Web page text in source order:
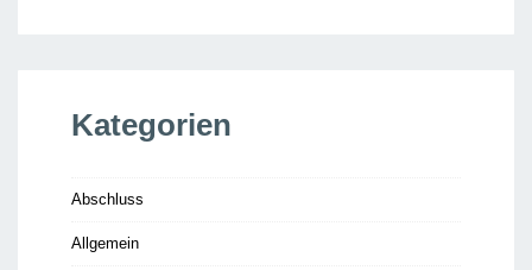
Kategorien
Abschluss
Allgemein